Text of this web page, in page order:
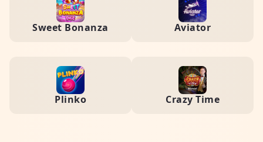
Sweet Bonanza Aviator
Plinko Crazy Time